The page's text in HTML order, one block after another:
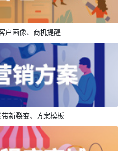
户画像、商机提醒
新裂变、方案模板